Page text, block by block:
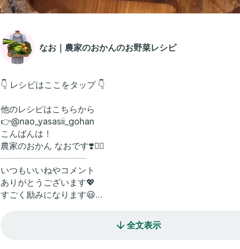
なお｜農家のおかんのお野菜レシピ
👇 レシピはここをタップ 👇
他のレシピはこちらから
👉@nao_yasasii_gohan
こんばんは！
農家のおかん なおです❣️🙇‍♀️
┈┈┈┈┈┈┈┈┈┈
いつもいいねやコメント
ありがとうございます💖
すごく励みになります😃
全文表示